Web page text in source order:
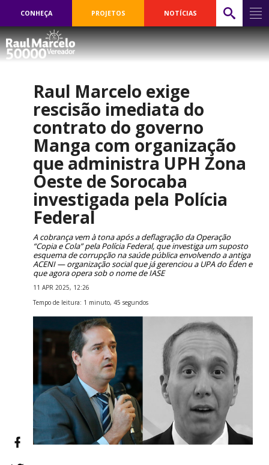
CONHEÇA PROJETOS NOTÍCIAS
Raul Marcelo exige
rescisão imediata do
contrato do governo
Manga com organização
que administra UPH Zona
Oeste de Sorocaba
investigada pela Polícia
Federal
A cobrança vem à tona após a deflagração da Operação
“Copia e Cola” pela Polícia Federal, que investiga um suposto
esquema de corrupção na saúde pública envolvendo a antiga
ACENI — organização social que já gerenciou a UPA do Éden e
que agora opera sob o nome de IASE
11 APR 2025, 12:26
Tempo de leitura: 1 minuto, 45 segundos